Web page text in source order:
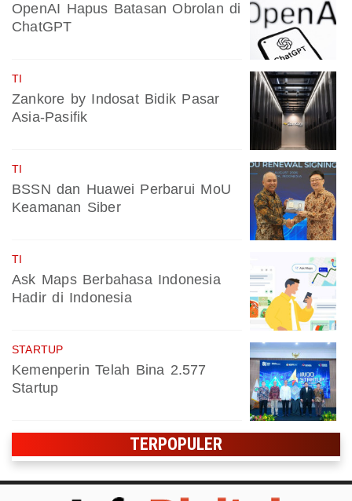
OpenAI Hapus Batasan Obrolan di
ChatGPT
TI
Zankore by Indosat Bidik Pasar
Asia-Pasifik
TI
BSSN dan Huawei Perbarui MoU
Keamanan Siber
TI
Ask Maps Berbahasa Indonesia
Hadir di Indonesia
STARTUP
Kemenperin Telah Bina 2.577
Startup
TERPOPULER